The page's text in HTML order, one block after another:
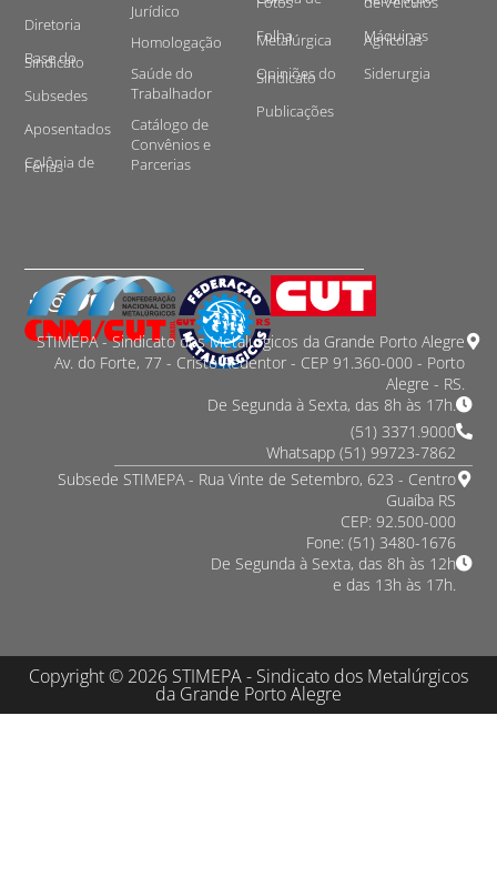
Diretoria
Base do
Sindicato
Subsedes
Aposentados
Colônia de
Férias
Jurídico
Homologação
Saúde do
Trabalhador
Catálogo de
Convênios e
Parcerias
Folha
Metalúrgica
Opiniões do
Sindicato
Publicações
Máquinas
Agrícolas
Siderurgia
STIMEPA - Sindicato dos Metalurgicos da Grande Porto Alegre
Av. do Forte, 77 - Cristo Redentor - CEP 91.360-000 - Porto
Alegre - RS.
De Segunda à Sexta, das 8h às 17h.
(51) 3371.9000
Whatsapp (51) 99723-7862
Subsede STIMEPA - Rua Vinte de Setembro, 623 - Centro
Guaíba RS
CEP: 92.500-000
Fone: (51) 3480-1676
De Segunda à Sexta, das 8h às 12h
e das 13h às 17h.
Copyright © 2026 STIMEPA - Sindicato dos Metalúrgicos
da Grande Porto Alegre